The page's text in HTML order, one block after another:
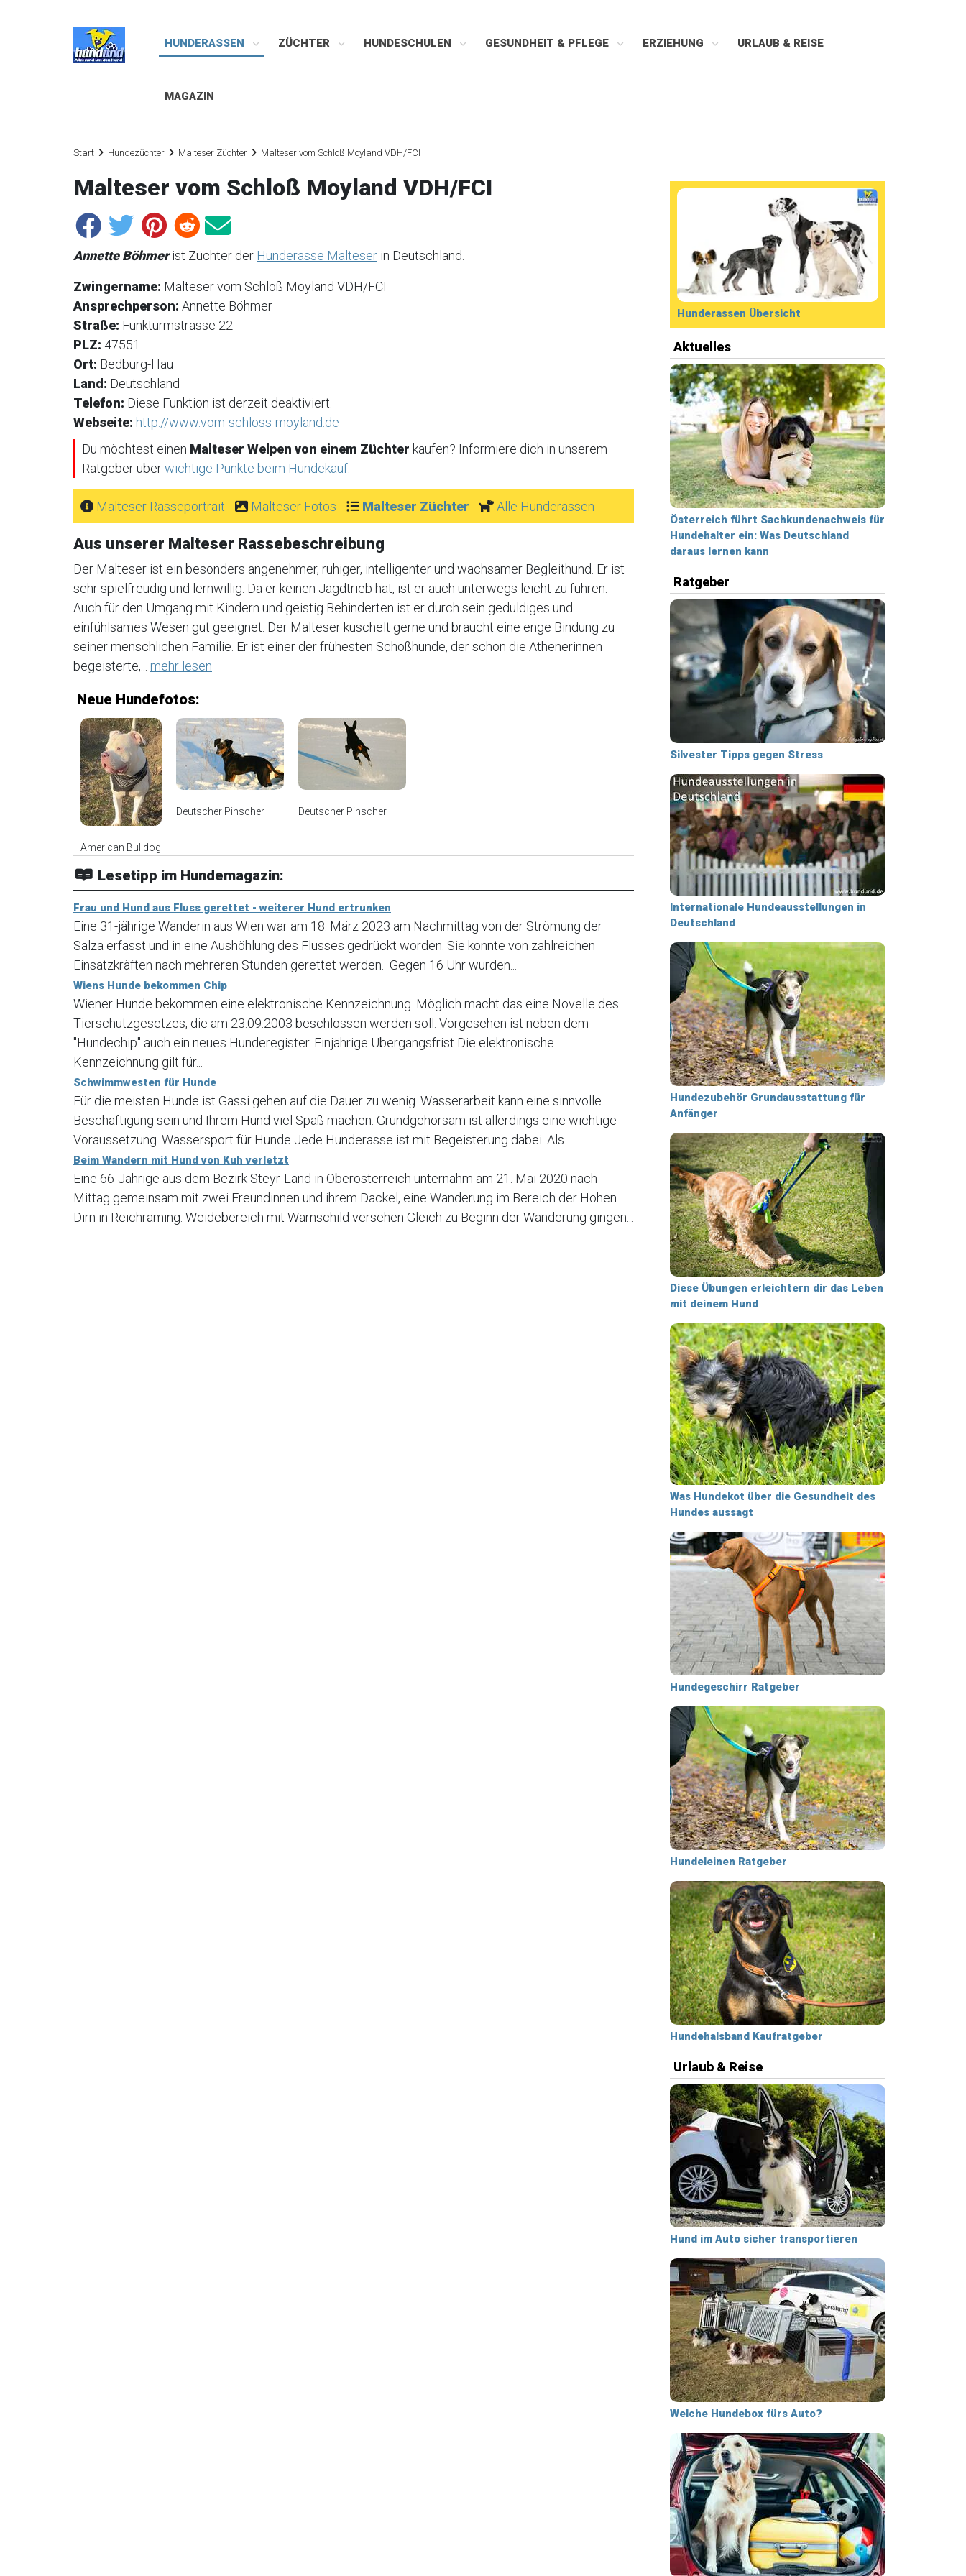
HUNDERASSEN ZÜCHTER HUNDESCHULEN GESUNDHEIT & PFLEGE ERZIEHUNG URLAUB & REISE
MAGAZIN
Start Hundezüchter Malteser Züchter Malteser vom Schloß Moyland VDH/FCI
Malteser vom Schloß Moyland VDH/FCI
Annette Böhmerist Züchter der Hunderasse Malteser in Deutschland.
Zwingername: Malteser vom Schloß Moyland VDH/FCI
Ansprechperson: Annette Böhmer
Straße: Funkturmstrasse 22
PLZ: 47551
Ort: Bedburg-Hau
Land: Deutschland
Telefon: Diese Funktion ist derzeit deaktiviert.
Webseite: http://www.vom-schloss-moyland.de
Du möchtest einen Malteser Welpen von einem Züchter kaufen? Informiere dich in unserem
Ratgeber überwichtige Punkte beim Hundekauf
Malteser Rasseportrait Malteser Fotos Malteser Züchter Alle Hunderassen
Aus unserer Malteser Rassebeschreibung
Der Malteser ist ein besonders angenehmer, ruhiger, intelligenter und wachsamer Begleithund. Er ist
sehr spielfreudig und lernwillig. Da er keinen Jagdtrieb hat, ist er auch unterwegs leicht zu führen.
Auch für den Umgang mit Kindern und geistig Behinderten ist er durch sein geduldiges und
einfühlsames Wesen gut geeignet. Der Malteser kuschelt gerne und braucht eine enge Bindung zu
seiner menschlichen Familie. Er ist einer der frühesten Schoßhunde, der schon die Athenerinnen
begeisterte,... mehr lesen
Neue Hundefotos:
American Bulldog
Deutscher Pinscher Deutscher Pinscher
Lesetipp im Hundemagazin:
Frau und Hund aus Fluss gerettet - weiterer Hund ertrunken
Eine 31-jährige Wanderin aus Wien war am 18. März 2023 am Nachmittag von der Strömung der
Salza erfasst und in eine Aushöhlung des Flusses gedrückt worden. Sie konnte von zahlreichen
Einsatzkräften nach mehreren Stunden gerettet werden. Gegen 16 Uhr wurden...
Wiens Hunde bekommen Chip
Wiener Hunde bekommen eine elektronische Kennzeichnung. Möglich macht das eine Novelle des
Tierschutzgesetzes, die am 23.09.2003 beschlossen werden soll. Vorgesehen ist neben dem
"Hundechip" auch ein neues Hunderegister. Einjährige Übergangsfrist Die elektronische
Kennzeichnung gilt für...
Schwimmwesten für Hunde
Für die meisten Hunde ist Gassi gehen auf die Dauer zu wenig. Wasserarbeit kann eine sinnvolle
Beschäftigung sein und Ihrem Hund viel Spaß machen. Grundgehorsam ist allerdings eine wichtige
Voraussetzung. Wassersport für Hunde Jede Hunderasse ist mit Begeisterung dabei. Als...
Beim Wandern mit Hund von Kuh verletzt
Eine 66-Jährige aus dem Bezirk Steyr-Land in Oberösterreich unternahm am 21. Mai 2020 nach
Mittag gemeinsam mit zwei Freundinnen und ihrem Dackel, eine Wanderung im Bereich der Hohen
Dirn in Reichraming. Weidebereich mit Warnschild versehen Gleich zu Beginn der Wanderung gingen...
Hunderassen Übersicht
Aktuelles
Österreich führt Sachkundenachweis für
Hundehalter ein: Was Deutschland
daraus lernen kann
Ratgeber
Silvester Tipps gegen Stress
Internationale Hundeausstellungen in
Deutschland
Hundezubehör Grundausstattung für
Anfänger
Diese Übungen erleichtern dir das Leben
mit deinem Hund
Was Hundekot über die Gesundheit des
Hundes aussagt
Hundegeschirr Ratgeber
Hundeleinen Ratgeber
Hundehalsband Kaufratgeber
Urlaub & Reise
Hund im Auto sicher transportieren
Welche Hundebox fürs Auto?